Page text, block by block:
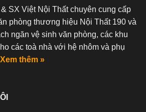
SX Việt Nội Thất chuyên cung cấp
phòng thương hiệu Nội Thất 190 và
ngăn vệ sinh văn phòng, các khu
các toà nhà với hệ nhôm và phụ
Xem thêm »